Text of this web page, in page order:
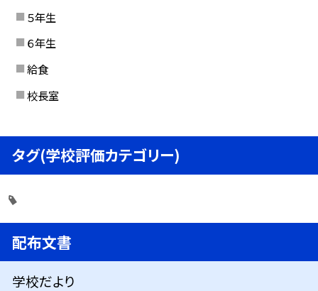
５年生
６年生
給食
校長室
タグ(学校評価カテゴリー)
配布文書
学校だより